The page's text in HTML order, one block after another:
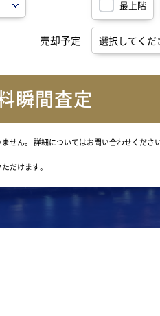
最上階
売却予定
瞬間査定
せん。 詳細についてはお問い合わせください
だけます。